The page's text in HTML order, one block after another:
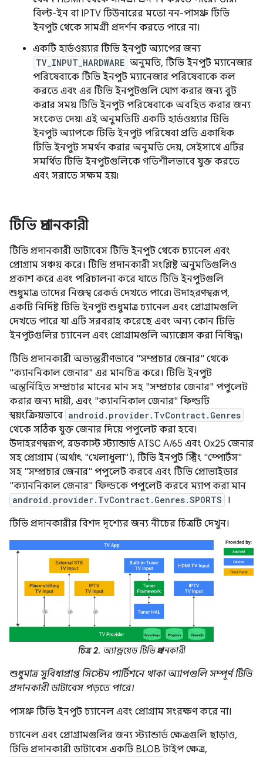
বিল্ট-ইন বা IPTV টিউনারের মতো নন-পাসথ্রু টিভি
ইনপুট থেকে সামগ্রী প্রদর্শন করতে পারে না।
একটি হার্ডওয়্যার টিভি ইনপুট অ্যাপের জন্য
TV_INPUT_HARDWARE অনুমতি, টিভি ইনপুট ম্যানেজার
পরিষেবাকে টিভি ইনপুট ম্যানেজার পরিষেবাকে কল
করতে এবং এর টিভি ইনপুটগুলি যোগ করার জন্য বুট
করার সময় টিভি ইনপুট পরিষেবাকে অবহিত করার জন্য
সংকেত দেয়৷ এই অনুমতিটি একটি হার্ডওয়্যার টিভি
ইনপুট অ্যাপকে টিভি ইনপুট পরিষেবা প্রতি একাধিক
টিভি ইনপুট সমর্থন করার অনুমতি দেয়, সেইসাথে এটির
সমর্থিত টিভি ইনপুটগুলিকে গতিশীলভাবে যুক্ত করতে
এবং সরাতে সক্ষম হয়৷
টিভি প্রদানকারী
টিভি প্রদানকারী ডাটাবেস টিভি ইনপুট থেকে চ্যানেল এবং
প্রোগ্রাম সঞ্চয় করে। টিভি প্রদানকারী সংশ্লিষ্ট অনুমতিগুলিও
প্রকাশ করে এবং পরিচালনা করে যাতে টিভি ইনপুটগুলি
শুধুমাত্র তাদের নিজস্ব রেকর্ড দেখতে পারে৷ উদাহরণস্বরূপ,
একটি নির্দিষ্ট টিভি ইনপুট শুধুমাত্র চ্যানেল এবং প্রোগ্রামগুলি
দেখতে পারে যা এটি সরবরাহ করেছে এবং অন্য কোন টিভি
ইনপুটগুলির চ্যানেল এবং প্রোগ্রামগুলি অ্যাক্সেস করা নিষিদ্ধ৷
টিভি প্রদানকারী অভ্যন্তরীণভাবে "সম্প্রচার জেনার" থেকে
"ক্যাননিকাল জেনার" এর মানচিত্র করে। টিভি ইনপুট
অন্তর্নিহিত সম্প্রচার মানের মান সহ "সম্প্রচার জেনার" পপুলেট
করার জন্য দায়ী, এবং "ক্যাননিকাল জেনার" ফিল্ডটি
স্বয়ংক্রিয়ভাবে android.provider.TvContract.Genres
থেকে সঠিক যুক্ত জেনার দিয়ে পপুলেট করা হবে।
উদাহরণস্বরূপ, ব্রডকাস্ট স্ট্যান্ডার্ড ATSC A/65 এবং 0x25 জেনার
সহ প্রোগ্রাম (অর্থাৎ "খেলাধুলা"), টিভি ইনপুট স্ট্রিং "স্পোর্টস"
সহ "সম্প্রচার জেনার" পপুলেট করবে এবং টিভি প্রোভাইডার
"ক্যাননিকাল জেনার" ফিল্ডকে পপুলেট করবে ম্যাপ করা মান
android.provider.TvContract.Genres.SPORTS
।
টিভি প্রদানকারীর বিশদ দৃশ্যের জন্য নীচের চিত্রটি দেখুন।
চিত্র 2. অ্যান্ড্রয়েড টিভি প্রদানকারী
শুধুমাত্র সুবিধাপ্রাপ্ত সিস্টেম পার্টিশনে থাকা অ্যাপগুলি সম্পূর্ণ টিভি
প্রদানকারী ডাটাবেস পড়তে পারে।
পাসথ্রু টিভি ইনপুট চ্যানেল এবং প্রোগ্রাম সংরক্ষণ করে না।
চ্যানেল এবং প্রোগ্রামগুলির জন্য স্ট্যান্ডার্ড ক্ষেত্রগুলি ছাড়াও,
টিভি প্রদানকারী ডাটাবেস একটি BLOB টাইপ ক্ষেত্র,